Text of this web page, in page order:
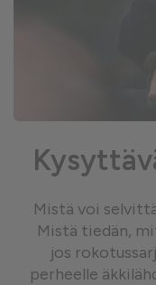
Mistä voi
Mistä tiedän,
jos
perheelle